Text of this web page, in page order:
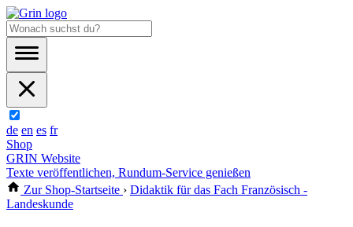
de en es fr
Shop
GRIN Website
Texte veröffentlichen, Rundum-Service genießen
Zur Shop-Startseite › Didaktik für das Fach Französisch -
Landeskunde